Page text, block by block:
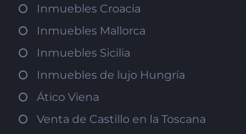
Inmuebles Croacia
Inmuebles Mallorca
Inmuebles Sicilia
Inmuebles de lujo Hungría
Ático Viena
Venta de Castillo en la Toscana